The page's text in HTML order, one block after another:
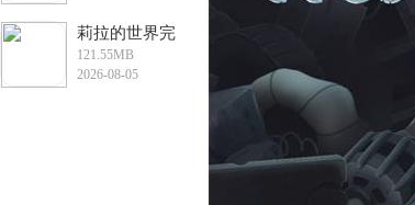
莉拉的世界完
整版
121.55MB
2026-08-05